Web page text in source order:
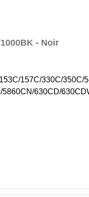
- Noir
157C/330C/
630CD/